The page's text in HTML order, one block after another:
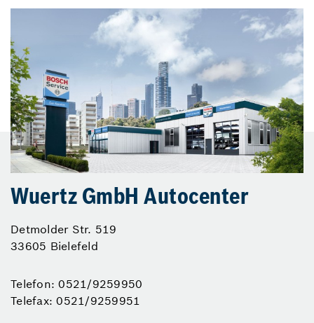
Wuertz GmbH Autocenter
Detmolder Str. 519
33605 Bielefeld
Telefon: 0521/9259950
Telefax: 0521/9259951